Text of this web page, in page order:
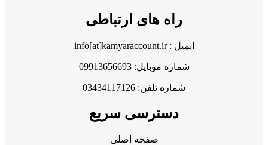
راه های ارتباطی
ایمیل : info[at]kamyaraccount.ir
شماره موبایل: 09913656693
شماره تلفن: 03434117126
دسترسی سریع
صفحه اصلی